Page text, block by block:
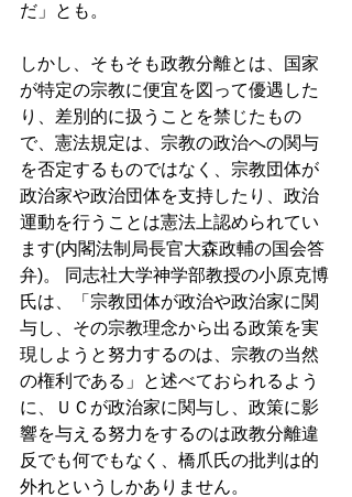
だ」とも。
しかし、そもそも政教分離とは、国家
が特定の宗教に便宜を図って優遇した
り、差別的に扱うことを禁じたもの
で、憲法規定は、宗教の政治への関与
を否定するものではなく、宗教団体が
政治家や政治団体を支持したり、政治
運動を行うことは憲法上認められてい
ます(内閣法制局長官大森政輔の国会答
弁)。 同志社大学神学部教授の小原克博
氏は、「宗教団体が政治や政治家に関
与し、その宗教理念から出る政策を実
現しようと努力するのは、宗教の当然
の権利である」と述べておられるよう
に、ＵＣが政治家に関与し、政策に影
響を与える努力をするのは政教分離違
反でも何でもなく、橋爪氏の批判は的
外れというしかありません。